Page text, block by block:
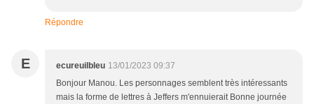
Répondre
E ecureuilbleu 13/01/2023 09:37
Bonjour Manou. Les personnages semblent très intéressants
mais la forme de lettres à Jeffers m'ennuierait Bonne journée